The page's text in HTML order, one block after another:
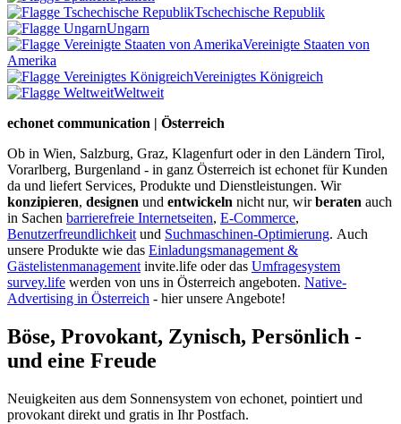
Tschechische Republik
Ungarn
Vereinigte Staaten von
Amerika
Vereinigtes Königreich
Weltweit
echonet communication | Österreich
Ob in Wien, Salzburg, Graz, Klagenfurt oder in den Ländern Tirol,
Vorarlberg, Burgenland - in ganz Österreich ist echonet für Kunden
da und liefert Services, Produkte und Dienstleistungen. Wir
konzipieren, designen und entwickeln nicht nur, wirberaten auch
in Sachen barrierefreie Internetseiten, E-Commerce,
Benutzerfreundlichkeit und Suchmaschinen-Optimierung. Auch
unsere Produkte wie das Einladungsmanagement &
Gästelistenmanagement invite.life oder das Umfragesystem
survey.life werden von uns in Österreich angeboten. Native-
Advertising in Österreich - hier unsere Angebote!
Böse, Provokant, Zynisch, Persönlich -
und eine Freude
Neuigkeiten aus dem Sonnensystem von echonet, pointiert und
provokant direkt und gratis in Ihr Postfach.